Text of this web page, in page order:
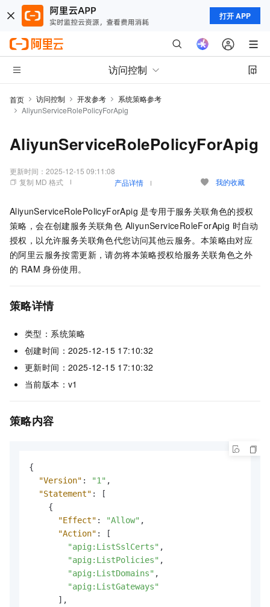
打开 APP
访问控制
首页 访问控制 开发参考
系统策略参考
AliyunServiceRolePolicyForApig
AliyunServiceRolePolicyForApig
更新时间： 2025-12-15 09:11:08
复制 MD 格式
产品详情 我的收藏
AliyunServiceRolePolicyForApig 是专用于服务关联角色的授权
策略，会在创建服务关联角色 AliyunServiceRoleForApig 时自动
授权，以允许服务关联角色代您访问其他云服务。本策略由对应
的阿里云服务按需更新，请勿将本策略授权给服务关联角色之外
的 RAM 身份使用。
策略详情
类型：系统策略
创建时间：2025-12-15 17:10:32
更新时间：2025-12-15 17:10:32
当前版本：v1
策略内容
{
"Version" : "1" ,
"Statement" :
[
{
"Effect" : "Allow" ,
"Action" :
[
"apig:ListSslCerts" ,
"apig:ListPolicies" ,
"apig:ListDomains" ,
"apig:ListGateways"
] ,